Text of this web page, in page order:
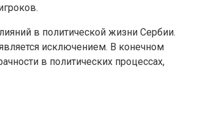
в политической жизни Сербии.
исключением. В конечном
в политических процессах,